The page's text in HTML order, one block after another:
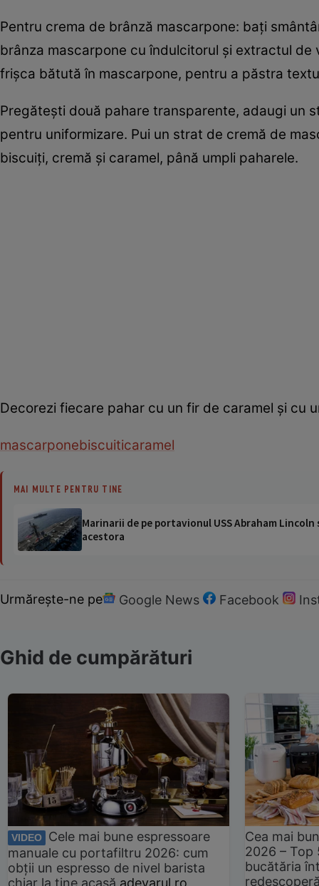
Pentru crema de brânză mascarpone: bați
brânza mascarpone cu îndulcitorul și extractul
frișca bătută în mascarpone, pentru a păstra
Pregătești două pahare transparente, adaugi un
pentru uniformizare. Pui un strat de cremă de
biscuiți, cremă și caramel, până umpli paharele.
Decorezi fiecare pahar cu un fir de caramel și cu
mascarponebiscuiticaramel
MAI MULTE PENTRU TINE
Marinarii de pe portavionul USS Abraham
acestora
Urmărește-ne pe Google News Facebook
Ghid de cumpărături
VIDEO
Cele mai bune espressoare
manuale cu portafiltru 2026: cum
obții un espresso de nivel barista
chiar la tine acasă adevarul.ro
Cea mai
2026 –
bucătăria